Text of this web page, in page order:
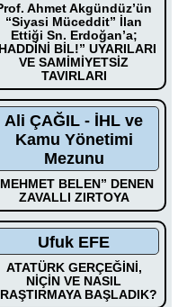
Ahmet Akgündüz’ün
“Siyasi Müceddit” İlan
Ettiği Sn. Erdoğan’a;
BİL!” UYARILARI
VE SAMİMİYETSİZ
TAVIRLARI
Ali ÇAĞIL - İHL ve
Kamu Yönetimi
Mezunu
BELEN” DENEN
ZAVALLI ZIRTOYA
Ufuk EFE
ATATÜRK GERÇEĞİNİ,
NİÇİN VE NASIL
BAŞLADIK?